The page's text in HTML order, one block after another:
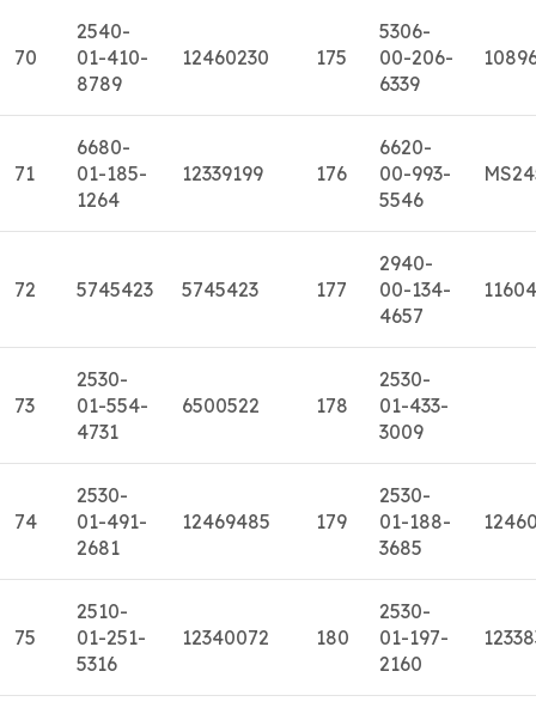
70
2540-
01-410-
8789
12460230 175
5306-
00-206-
6339
71
6680-
01-185-
1264
12339199 176
6620-
00-993-
5546
72 5745423 5745423 177
2940-
00-134-
4657
73
2530-
01-554-
4731
6500522 178
2530-
01-433-
3009
74
2530-
01-491-
2681
12469485 179
2530-
01-188-
3685
75
2510-
01-251-
5316
12340072 180
2530-
01-197-
2160